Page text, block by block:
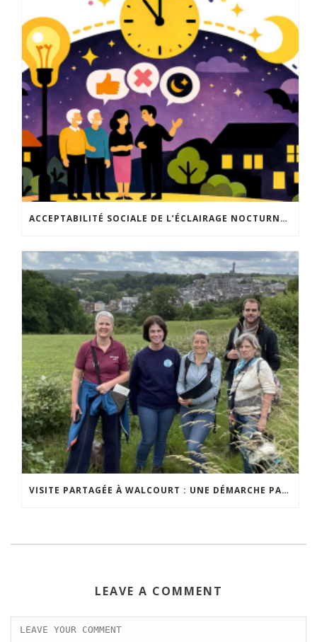
ACCEPTABILITÉ SOCIALE DE L’ÉCLAIRAGE NOCTURNE : LE REPLAY EST DISPONIBLE
VISITE PARTAGÉE À WALCOURT : UNE DÉMARCHE PARTICIPATIVE ANIMÉE PAR ESPACE ENVIRONNEMENT
LEAVE A COMMENT